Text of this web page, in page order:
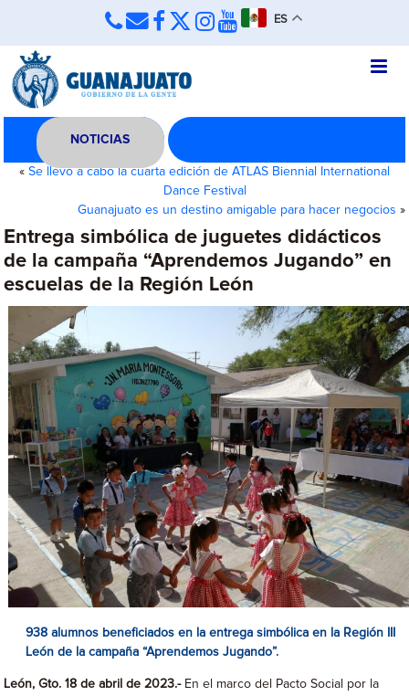
ES
NOTICIAS
« Se llevó a cabo la cuarta edición de ATLAS Biennial International
Dance Festival
Guanajuato es un destino amigable para hacer negocios »
Entrega simbólica de juguetes didácticos
de la campaña “Aprendemos Jugando” en
escuelas de la Región León
938 alumnos beneficiados en la entrega simbólica en la Región III
León de la campaña“Aprendemos Jugando”.
León, Gto. 18 de abril de 2023.- En el marco del Pacto Social por la